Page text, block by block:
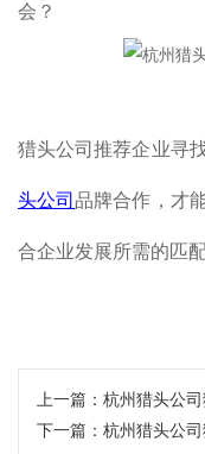
会？
猎头公司推荐企业寻
头公司品牌合作，才
合企业发展所需的匹配
上一篇： 杭州猎头公
下一篇： 杭州猎头公